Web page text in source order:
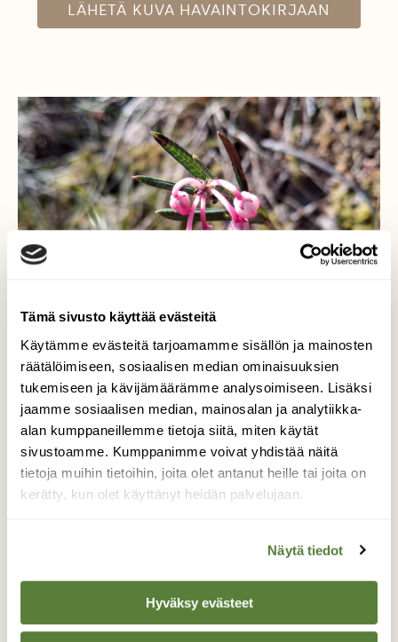
Tämä sivusto käyttää evästeitä
Käytämme evästeitä tarjoamamme sisällön ja mainosten
räätälöimiseen, sosiaalisen median ominaisuuksien
tukemiseen ja kävijämäärämme analysoimiseen. Lisäksi
jaamme sosiaalisen median, mainosalan ja analytiikka-
alan kumppaneillemme tietoja siitä, miten käytät
sivustoamme. Kumppanimme voivat yhdistää näitä
tietoja muihin tietoihin, joita olet antanut heille tai joita on
kerätty, kun olet käyttänyt heidän palvelujaan.
Näytä tiedot
Hyväksy evästeet
LÄHETÄ KUVA HAVAINTOKIRJAAN
Suokukka
Aloittelee kukintaa.
TAKAISIN LISTAAN